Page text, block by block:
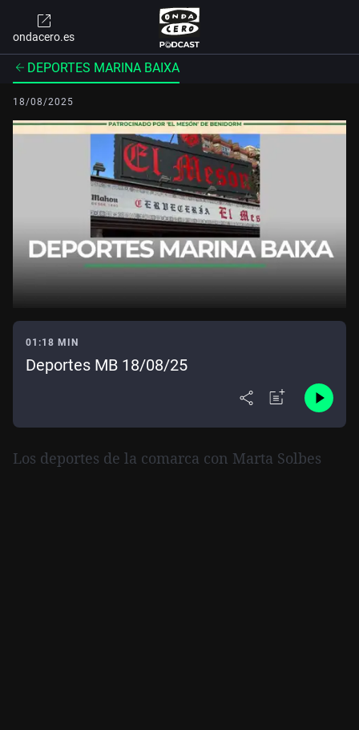
ondacero.es
DEPORTES MARINA BAIXA
18/08/2025
01:18 MIN
Deportes MB 18/08/25
Los deportes de la comarca con Marta Solbes